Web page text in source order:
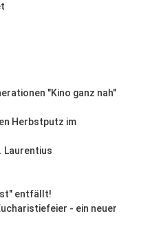
"Kino ganz nah"
Herbstputz im
Laurentius
entfällt!
- ein neuer